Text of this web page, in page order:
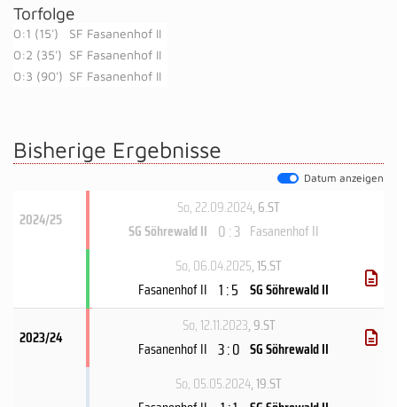
Torfolge
0:1 (15')
SF Fasanenhof II
0:2 (35') SF Fasanenhof II
0:3 (90') SF Fasanenhof II
Bisherige Ergebnisse
Datum anzeigen
2024/25
So, 22.09.2024, 6.ST
SG Söhrewald II 0 : 3 Fasanenhof II
So, 06.04.2025, 15.ST
Fasanenhof II 1 : 5 SG Söhrewald II
2023/24
So, 12.11.2023, 9.ST
Fasanenhof II 3 : 0 SG Söhrewald II
So, 05.05.2024, 19.ST